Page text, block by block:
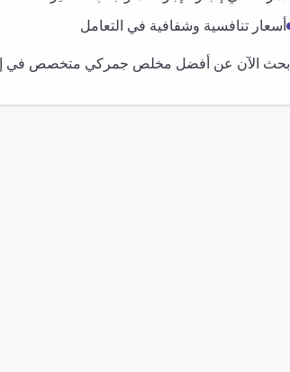
أسعار تنافسية وشفافية في التعامل
ابحث الآن عن أفضل مخلص جمركي متخصص في